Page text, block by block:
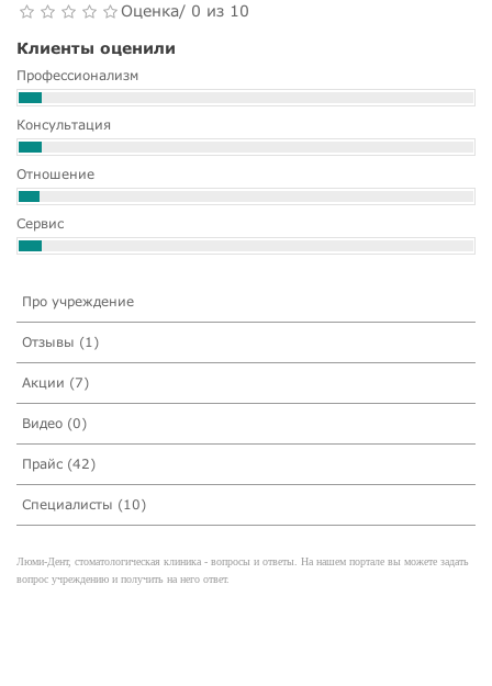
Оценка/ 0 из 10
Клиенты оценили
Профессионализм
Консультация
Отношение
Сервис
Про учреждение
Отзывы (1)
Акции (7)
Видео (0)
Прайс (42)
Специалисты (10)
Люми-Дент, стоматологическая клиника - вопросы и ответы. На нашем портале вы можете задать
вопрос учреждению и получить на него ответ.